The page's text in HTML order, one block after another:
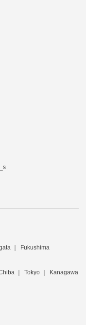
Fukushima
Tokyo
Kanagawa